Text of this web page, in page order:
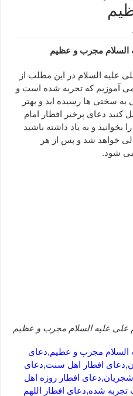
عاشق کردن طرف مقابل از راه
– دعا برای رفع حوادث بد روزانه
– حاجت روایی و رفع مشکلات
خواص و برکات سوره تکاثر
انرژی بدن و قدرت بازو
السلام مجرب و عظیم
علیه السلام در این مطلب از
خوانیم و می آموزیم که تجربه شده است و
سختی ها رسیده اید و بهتر
دعای پرخیر افطار امام
و به یاد داشته باشید
خواهد شد و پس از هر
شود.
علی علیه السلام مجرب و عظیم
السلام مجرب و عظیم,دعای
افطار اهل سنت,دعای
افطار روزه اهل
شده,دعای افطار اللهم